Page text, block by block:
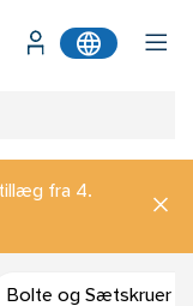
fra 4.
Bolte og Sætskruer